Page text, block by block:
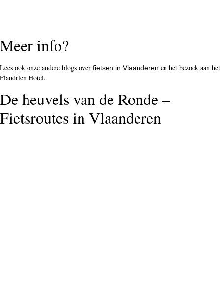
Meer info?
Lees ook onze andere blogs over fietsen in Vlaanderen en het bezoek aan het
Flandrien Hotel.
De heuvels van de Ronde –
Fietsroutes in Vlaanderen